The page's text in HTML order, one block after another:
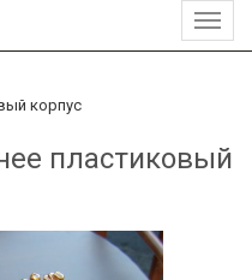
корпус
пластиковый